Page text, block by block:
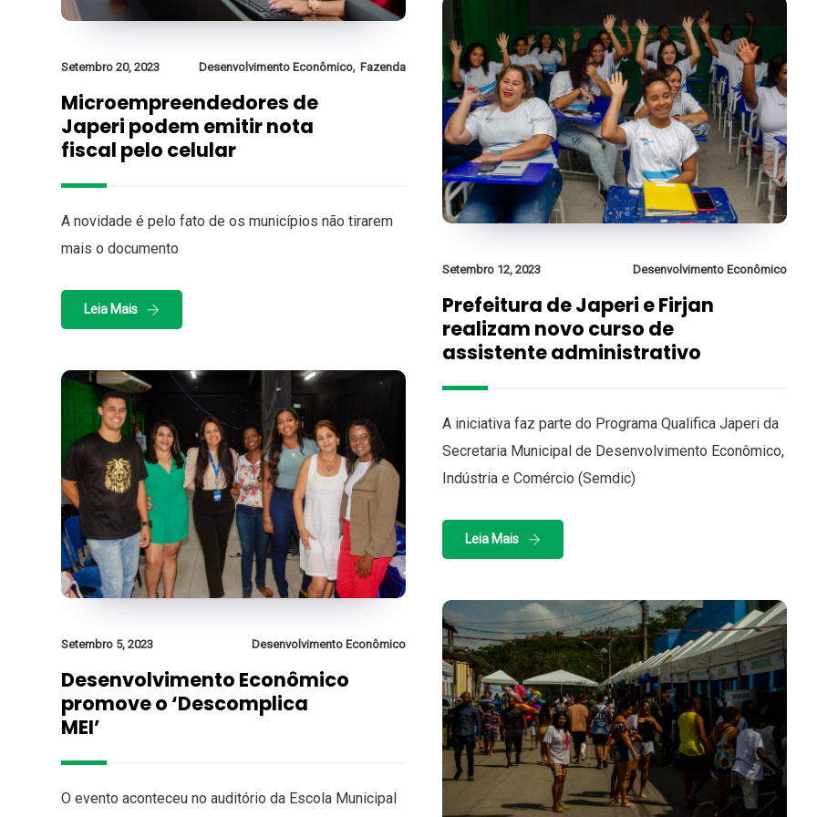
Setembro 20, 2023 Desenvolvimento Econômico, Fazenda
Microempreendedores de
Japeri podem emitir nota
fiscal pelo celular
A novidade é pelo fato de os municípios não tirarem
mais o documento
Leia Mais
Setembro 12, 2023 Desenvolvimento Econômico
Prefeitura de Japeri e Firjan
realizam novo curso de
assistente administrativo
A iniciativa faz parte do Programa Qualifica Japeri da
Secretaria Municipal de Desenvolvimento Econômico,
Indústria e Comércio (Semdic)
Leia Mais
Setembro 5, 2023 Desenvolvimento Econômico
Desenvolvimento Econômico
promove o ‘Descomplica
MEI’
O evento aconteceu no auditório da Escola Municipal